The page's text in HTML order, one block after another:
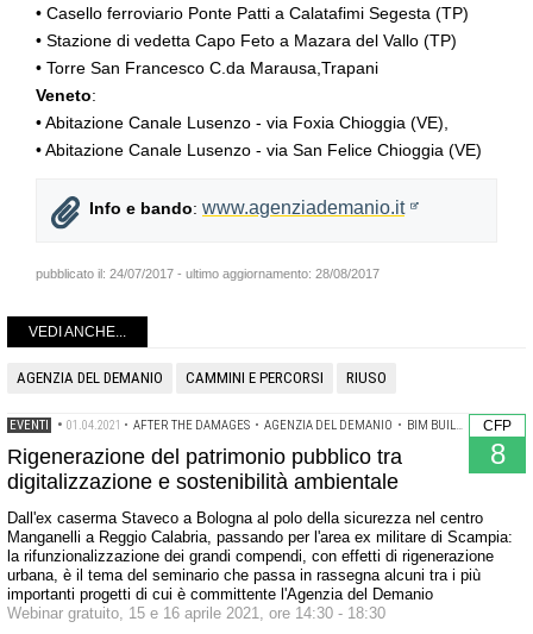
• Casello ferroviario Ponte Patti a Calatafimi Segesta (TP)
• Stazione di vedetta Capo Feto a Mazara del Vallo (TP)
• Torre San Francesco C.da Marausa,Trapani
Veneto:
• Abitazione Canale Lusenzo - via Foxia Chioggia (VE),
• Abitazione Canale Lusenzo - via San Felice Chioggia (VE)
Info e bando: www.agenziademanio.it
pubblicato il: 24/07/2017 - ultimo aggiornamento: 28/08/2017
VEDI ANCHE...
AGENZIA DEL DEMANIO CAMMINI E PERCORSI RIUSO
CFP
8
EVENTI • 01.04.2021 • AFTER THE DAMAGES • AGENZIA DEL DEMANIO • BIM BUILDING INFORMATION MODELING
Rigenerazione del patrimonio pubblico tra
digitalizzazione e sostenibilità ambientale
Dall'ex caserma Staveco a Bologna al polo della sicurezza nel centro
Manganelli a Reggio Calabria, passando per l'area ex militare di Scampia:
la rifunzionalizzazione dei grandi compendi, con effetti di rigenerazione
urbana, è il tema del seminario che passa in rassegna alcuni tra i più
importanti progetti di cui è committente l'Agenzia del Demanio
Webinar gratuito, 15 e 16 aprile 2021, ore 14:30 - 18:30